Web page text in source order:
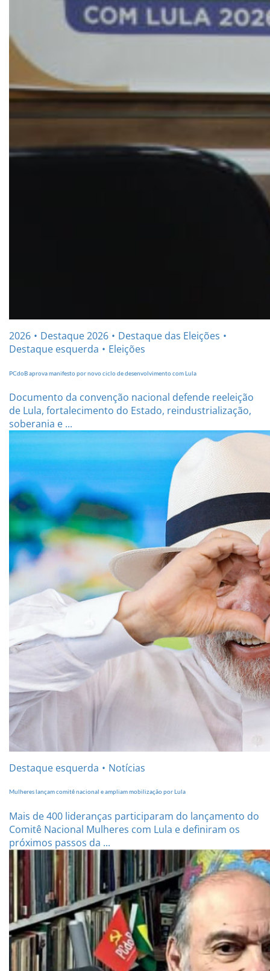
2026 Destaque 2026
Destaque das Eleições
Destaque esquerda
Eleições
PCdoB aprova manifesto por novo ciclo de desenvolvimento com Lula
Documento da convenção nacional defende reeleição
de Lula, fortalecimento do Estado, reindustrialização,
soberania e ...
Destaque esquerda Notícias
Mulheres lançam comitê nacional e ampliam mobilização por Lula
Mais de 400 lideranças participaram do lançamento do
Comitê Nacional Mulheres com Lula e definiram os
próximos passos da ...